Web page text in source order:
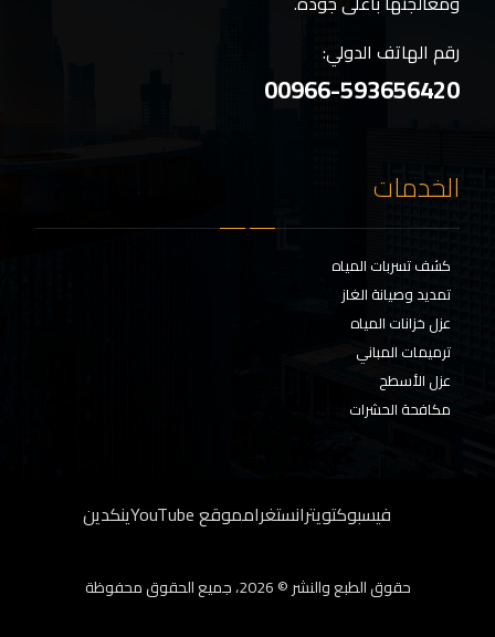
رقم الهاتف الدولي:
00966-593656420
الخدمات
كشف تسربات المياه
تمديد وصيانة الغاز
عزل خزانات المياه
ترميمات المباني
عزل الأسطح
مكافحة الحشرات
فيسبوكتويترانستغرامموقع YouTube ينكدين
حقوق الطبع والنشر © 2026، جميع الحقوق محفوظة